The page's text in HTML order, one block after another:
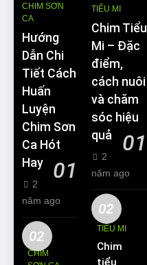
CHIM SƠN
CA
Hướng
Dẫn Chi
Tiết Cách
Huấn
Luyện
Chim Sơn
Ca Hót
Hay
01
2
năm ago
02
CHIM
TIỂU MI
Chim Tiểu
Mi – Đặc
điểm,
cách nuôi
và chăm
sóc hiệu
quả
01
2
năm ago
02
TIỂU MI
Chim
tiểu mi